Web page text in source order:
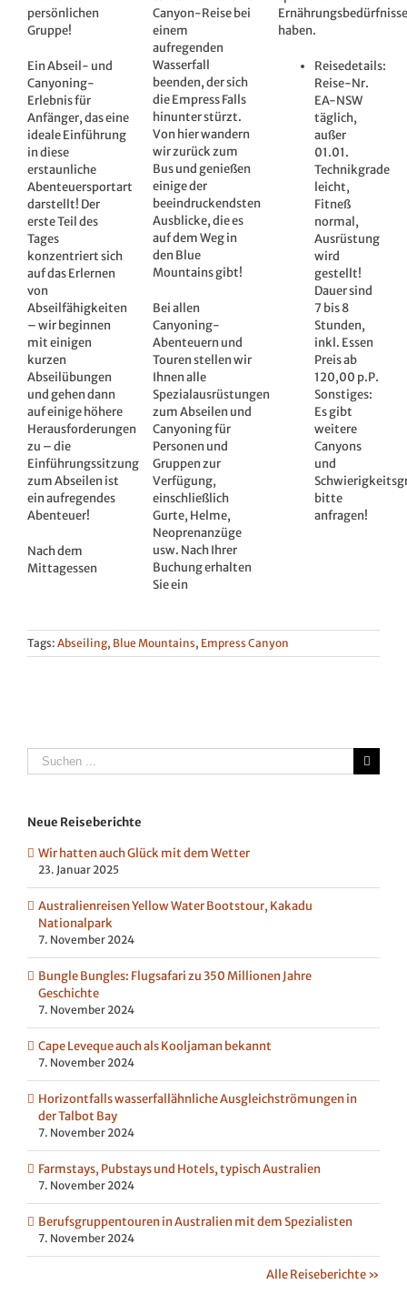
persönlichen
Gruppe!
Ein Abseil- und
Canyoning-
Erlebnis für
Anfänger, das eine
ideale Einführung
in diese
erstaunliche
Abenteuersportart
darstellt! Der
erste Teil des
Tages
konzentriert sich
auf das Erlernen
von
Abseilfähigkeiten
– wir beginnen
mit einigen
kurzen
Abseilübungen
und gehen dann
auf einige höhere
Herausforderungen
zu – die
Einführungssitzung
zum Abseilen ist
ein aufregendes
Abenteuer!
Nach dem
Mittagessen
Canyon-Reise bei
einem
aufregenden
Wasserfall
beenden, der sich
die Empress Falls
hinunter stürzt.
Von hier wandern
wir zurück zum
Bus und genießen
einige der
beeindruckendsten
Ausblicke, die es
auf dem Weg in
den Blue
Mountains gibt!
Bei allen
Canyoning-
Abenteuern und
Touren stellen wir
Ihnen alle
Spezialausrüstungen
zum Abseilen und
Canyoning für
Personen und
Gruppen zur
Verfügung,
einschließlich
Gurte, Helme,
Neoprenanzüge
usw. Nach Ihrer
Buchung erhalten
Sie ein
Ernährungsbedürfnisse
haben.
Reisedetails:
Reise-Nr.
EA-NSW
täglich,
außer
01.01.
Technikgrade
leicht,
Fitneß
normal,
Ausrüstung
wird
gestellt!
Dauer sind
7 bis 8
Stunden,
inkl. Essen
Preis ab
120,00 p.P.
Sonstiges:
Es gibt
weitere
Canyons
und
bitte
anfragen!
Tags: Abseiling, Blue Mountains, Empress Canyon
Suche
nach:
Neue Reiseberichte
Wir hatten auch Glück mit dem Wetter
23. Januar 2025
Australienreisen Yellow Water Bootstour, Kakadu
Nationalpark
7. November 2024
Bungle Bungles: Flugsafari zu 350 Millionen Jahre
Geschichte
7. November 2024
Cape Leveque auch als Kooljaman bekannt
7. November 2024
Horizontfalls wasserfallähnliche Ausgleichströmungen in
der Talbot Bay
7. November 2024
Farmstays, Pubstays und Hotels, typisch Australien
7. November 2024
Berufsgruppentouren in Australien mit dem Spezialisten
7. November 2024
Alle Reiseberichte »